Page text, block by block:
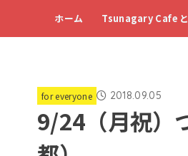
ホーム Tsunagary Cafe
for everyone 2018.09.05
9/24（月祝）